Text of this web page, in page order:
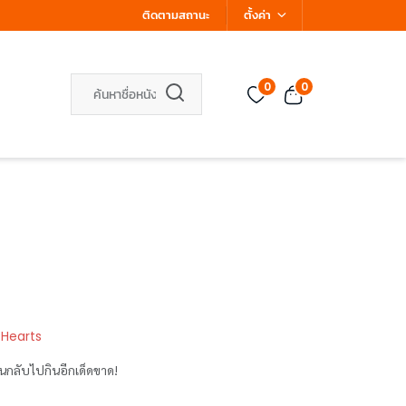
ติดตามสถานะ ตั้งค่า
0 0
Hearts
กลับไปกินอีกเด็ดขาด!